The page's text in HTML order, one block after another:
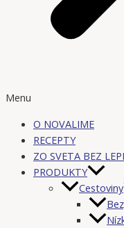
Menu
O NOVALIME
RECEPTY
ZO SVETA BEZ
PRODUKTY
Cestoviny